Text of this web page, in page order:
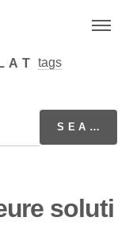
tags
soluti